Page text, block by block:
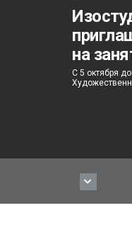
на
С 5 октября